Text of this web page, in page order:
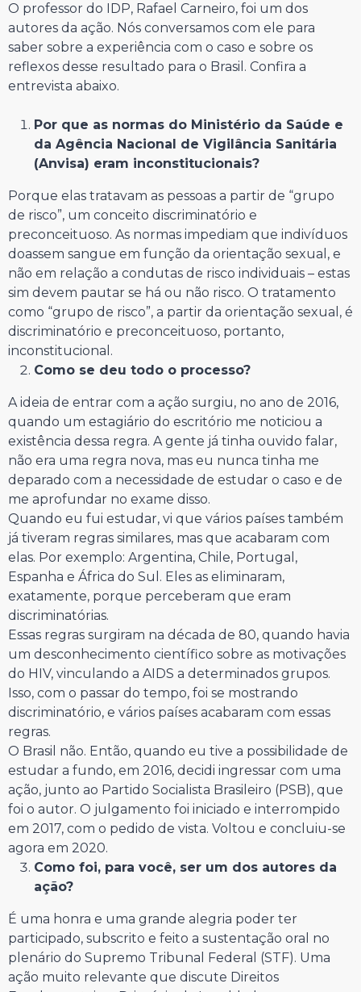
O professor do IDP, Rafael Carneiro, foi um dos
autores da ação. Nós conversamos com ele para
saber sobre a experiência com o caso e sobre os
reflexos desse resultado para o Brasil. Confira a
entrevista abaixo.
Por que as normas do Ministério da Saúde e
da Agência Nacional de Vigilância Sanitária
(Anvisa) eram inconstitucionais?
Porque elas tratavam as pessoas a partir de “grupo
de risco”, um conceito discriminatório e
preconceituoso. As normas impediam que indivíduos
doassem sangue em função da orientação sexual, e
não em relação a condutas de risco individuais – estas
sim devem pautar se há ou não risco. O tratamento
como “grupo de risco”, a partir da orientação sexual, é
discriminatório e preconceituoso, portanto,
inconstitucional.
Como se deu todo o processo?
A ideia de entrar com a ação surgiu, no ano de 2016,
quando um estagiário do escritório me noticiou a
existência dessa regra. A gente já tinha ouvido falar,
não era uma regra nova, mas eu nunca tinha me
deparado com a necessidade de estudar o caso e de
me aprofundar no exame disso.
Quando eu fui estudar, vi que vários países também
já tiveram regras similares, mas que acabaram com
elas. Por exemplo: Argentina, Chile, Portugal,
Espanha e África do Sul. Eles as eliminaram,
exatamente, porque perceberam que eram
discriminatórias.
Essas regras surgiram na década de 80, quando havia
um desconhecimento científico sobre as motivações
do HIV, vinculando a AIDS a determinados grupos.
Isso, com o passar do tempo, foi se mostrando
discriminatório, e vários países acabaram com essas
regras.
O Brasil não. Então, quando eu tive a possibilidade de
estudar a fundo, em 2016, decidi ingressar com uma
ação, junto ao Partido Socialista Brasileiro (PSB), que
foi o autor. O julgamento foi iniciado e interrompido
em 2017, com o pedido de vista. Voltou e concluiu-se
agora em 2020.
Como foi, para você, ser um dos autores da
ação?
É uma honra e uma grande alegria poder ter
participado, subscrito e feito a sustentação oral no
plenário do Supremo Tribunal Federal (STF). Uma
ação muito relevante que discute Direitos